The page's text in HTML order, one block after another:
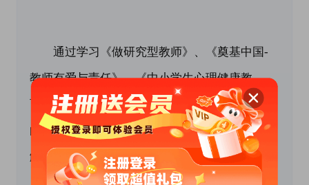
通过学习《做研究型教师》、《奠基中国-
教师有爱与责任》、《中小学生心理健康教
育》，并总结莫校长就近年，我校教风师风工作
的特别与形势，使我对师德师风有了进一步的了
解。